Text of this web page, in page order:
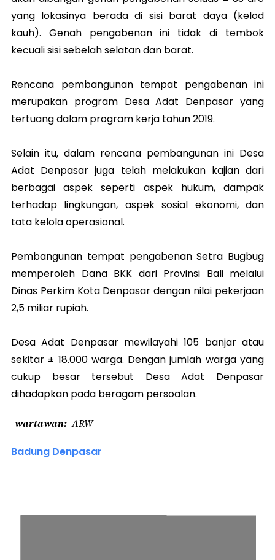
yang lokasinya berada di sisi barat daya (kelod
kauh). Genah pengabenan ini tidak di tembok
kecuali sisi sebelah selatan dan barat.
Rencana pembangunan tempat pengabenan ini
merupakan program Desa Adat Denpasar yang
tertuang dalam program kerja tahun 2019.
Selain itu, dalam rencana pembangunan ini Desa
Adat Denpasar juga telah melakukan kajian dari
berbagai aspek seperti aspek hukum, dampak
terhadap lingkungan, aspek sosial ekonomi, dan
tata kelola operasional.
Pembangunan tempat pengabenan Setra Bugbug
memperoleh Dana BKK dari Provinsi Bali melalui
Dinas Perkim Kota Denpasar dengan nilai pekerjaan
2,5 miliar rupiah.
Desa Adat Denpasar mewilayahi 105 banjar atau
sekitar ± 18.000 warga. Dengan jumlah warga yang
cukup besar tersebut Desa Adat Denpasar
dihadapkan pada beragam persoalan.
wartawan ARW
Badung Denpasar